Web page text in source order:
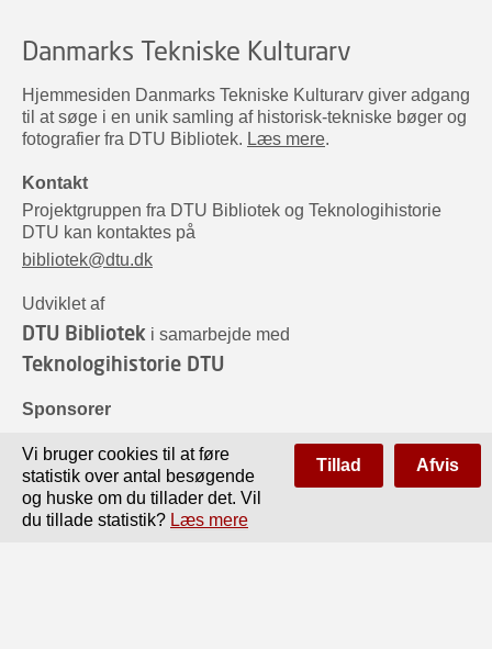
Danmarks Tekniske Kulturarv
Hjemmesiden Danmarks Tekniske Kulturarv giver adgang
til at søge i en unik samling af historisk-tekniske bøger og
fotografier fra DTU Bibliotek. Læs mere.
Kontakt
Projektgruppen fra DTU Bibliotek og Teknologihistorie
DTU kan kontaktes på
bibliotek@dtu.dk
Udviklet af
DTU Bibliotek i samarbejde med
Teknologihistorie DTU
Sponsorer
Vi bruger cookies til at føre
statistik over antal besøgende
og huske om du tillader det. Vil
du tillade statistik? Læs mere
Tillad Afvis